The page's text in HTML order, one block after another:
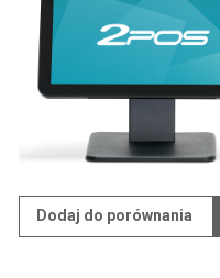
Dodaj do porównania